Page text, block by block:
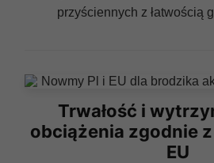
przyściennych z łatwością
Trwałość i
obciążenia zgodnie
EU